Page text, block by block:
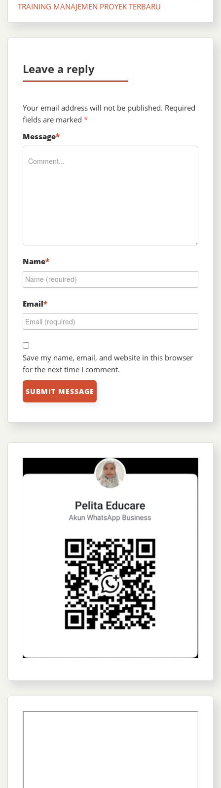
TRAINING MANAJEMEN PROYEK TERBARU
Leave a reply
Your email address will not be published. Required
fields are marked *
Message*
Name*
Email*
Save my name, email, and website in this browser
for the next time I comment.